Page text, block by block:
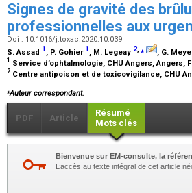
Signes de gravité des
professionnelles aux
Doi : 10.1016/j.toxac.2020.10.039
S. Assad 1 , P. Gohier 1 , M. Legeay 2,⁎ , G.
1 Service d’ophtalmologie, CHU Angers, Angers,
2 Centre antipoison et de toxicovigilance, CHU
⁎Auteur correspondant.
PDF Article
Résumé
Mots clés
Bienvenue sur EM-consulte, la
L’accès au texte intégral de cet article